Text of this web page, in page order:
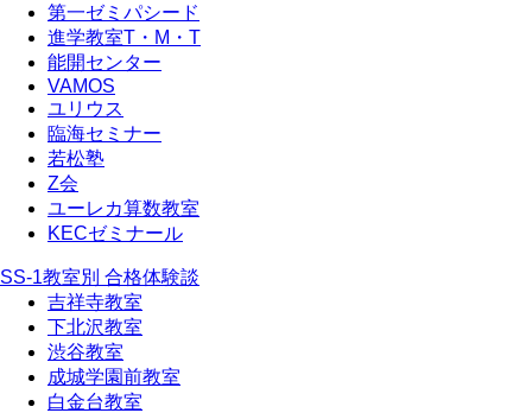
第一ゼミパシード
進学教室T・М・T
能開センター
VAMOS
ユリウス
臨海セミナー
若松塾
Z会
ユーレカ算数教室
KECゼミナール
SS-1教室別 合格体験談
吉祥寺教室
下北沢教室
渋谷教室
成城学園前教室
白金台教室